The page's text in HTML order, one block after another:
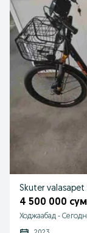
Skuter valasapet
4 500 000 сум
Ходжаабад -